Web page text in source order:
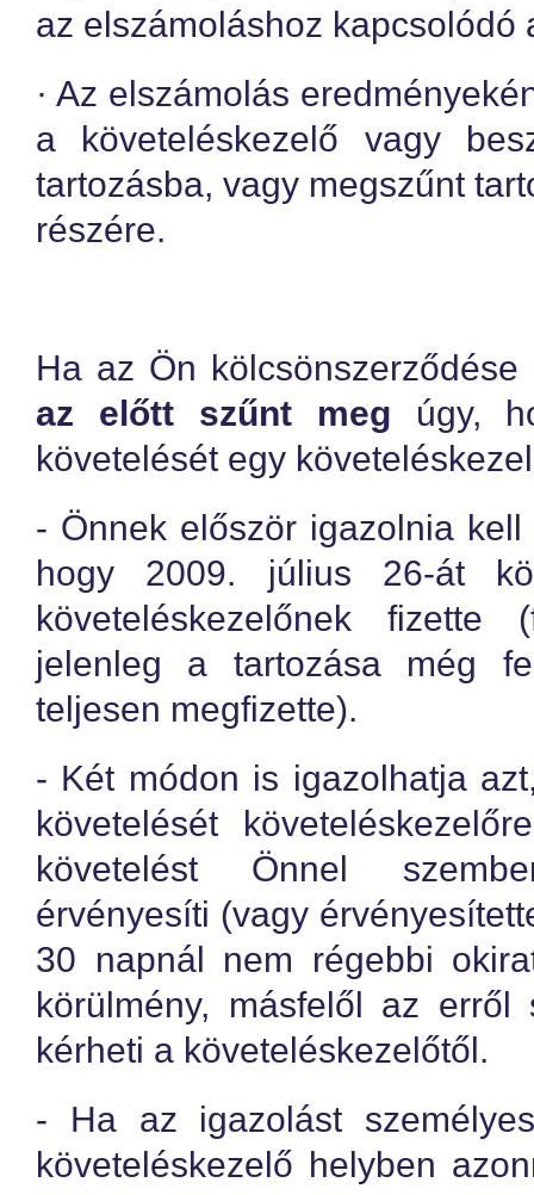
az elszámoláshoz kapcsolódó
· Az elszámolás
a követeléskezelő vagy
tartozásba, vagy megszűnt
részére.
Ha az Ön kölcsönszerződése
az előtt szűnt meg úgy,
követelését egy
- Önnek először igazolnia
hogy 2009. július 26-át
követeléskezelőnek fizette
jelenleg a tartozása még
teljesen megfizette).
- Két módon is igazolhatja
követelését
követelést Önnel
érvényesíti (vagy
30 napnál nem régebbi
körülmény, másfelől az erről
kérheti a követeléskezelőtől.
- Ha az igazolást
követeléskezelő helyben